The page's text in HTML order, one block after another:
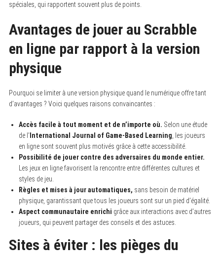
spéciales, qui rapportent souvent plus de points.
Avantages de jouer au Scrabble
en ligne par rapport à la version
physique
Pourquoi se limiter à une version physique quand le numérique offre tant
d’avantages ? Voici quelques raisons convaincantes :
Accès facile à tout moment et de n’importe où. Selon une étude
de l’ International Journal of Game-Based Learning , les joueurs
en ligne sont souvent plus motivés grâce à cette accessibilité.
Possibilité de jouer contre des adversaires du monde entier.
Les jeux en ligne favorisent la rencontre entre différentes cultures et
styles de jeu.
Règles et mises à jour automatiques, sans besoin de matériel
physique, garantissant que tous les joueurs sont sur un pied d’égalité.
Aspect communautaire enrichi grâce aux interactions avec d’autres
joueurs, qui peuvent partager des conseils et des astuces.
Sites à éviter : les pièges du